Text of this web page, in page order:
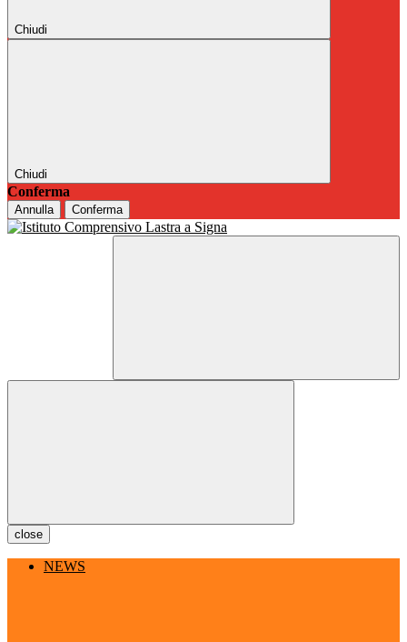
Chiudi
Chiudi
Conferma
Annulla Conferma
close
NEWS